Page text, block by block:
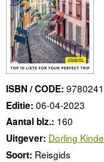
ISBN / CODE:
Editie: 06-04-2023
Aantal blz.: 160
Uitgever: Dorling
Soort: Reisgids